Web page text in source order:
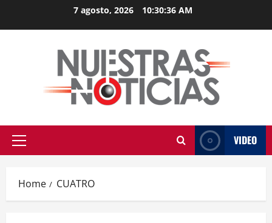
7 agosto, 2026 10:30:37 AM
Primary
VIDEO
Home CUATRO